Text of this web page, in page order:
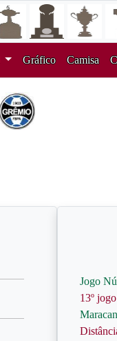
Gráfico Camisa
Jogo
13º